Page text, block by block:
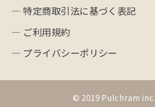
― 特定商取引法に基づく表記
― ご利用規約
― プライバシーポリシー
© 2019 Pulchram inc.